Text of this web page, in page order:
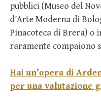
pubblici (Museo del
d’Arte Moderna di
Pinacoteca di Brera)
raramente compaiono
Hai un’opera di
per una valutazione